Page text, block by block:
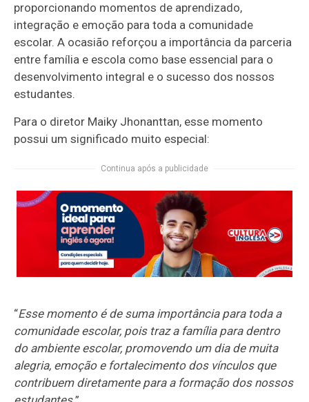
proporcionando momentos de aprendizado,
integração e emoção para toda a comunidade
escolar. A ocasião reforçou a importância da parceria
entre família e escola como base essencial para o
desenvolvimento integral e o sucesso dos nossos
estudantes.
Para o diretor Maiky Jhonanttan, esse momento
possui um significado muito especial:
Continua após a publicidade
“Esse momento é de suma importância para toda a
comunidade escolar, pois traz a família para dentro
do ambiente escolar, promovendo um dia de muita
alegria, emoção e fortalecimento dos vínculos que
contribuem diretamente para a formação dos nossos